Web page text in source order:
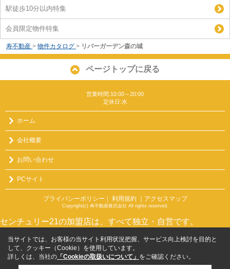
駅徒歩10分以内特集
会員限定物件特集
寿不動産 > 物件カタログ > リバーガーデン森の城
ページトップに戻る
営業時間:10:00～20:00
定休日:水
ホーム
会社概要
お問い合わせ
PCサイト
プライバシーポリシー 利用規約 ｜アクセスマップ
Copyright(c) 寿不動産株式会社 All rights reserved.
センチュリー21の加盟店は、すべて独立・自営です。
当サイトでは、お客様の当サイト利用状況把握、サービス向上検討を目的と
して、クッキー（Cookie）を使用しています。
詳しくは、当社の 「Cookieの取扱いについて」 をご確認ください。